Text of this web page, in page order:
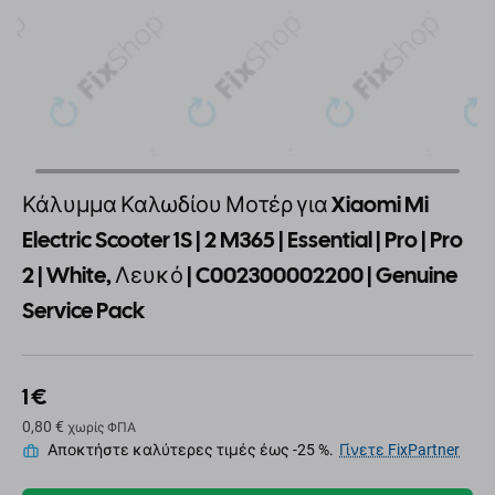
Κάλυμμα Καλωδίου Μοτέρ για Xiaomi Mi
Electric Scooter 1S | 2 M365 | Essential | Pro | Pro
2 | White, Λευκό | C002300002200 | Genuine
Service Pack
1 €
0,80 € χωρίς ΦΠΑ
Αποκτήστε καλύτερες τιμές έως -25 %. Γίνετε FixPartner